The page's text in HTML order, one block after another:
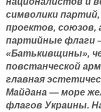
символики
проектов, союзов,
партийные флаги
«Батькивщины»,
повстанческой
главная
Майдана — море
флагов Украины.